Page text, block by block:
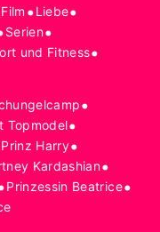
•Liebe•
Serien•
und Fitness•
•
Topmodel•
Prinz Harry•
Kardashian•
Prinzessin Beatrice•